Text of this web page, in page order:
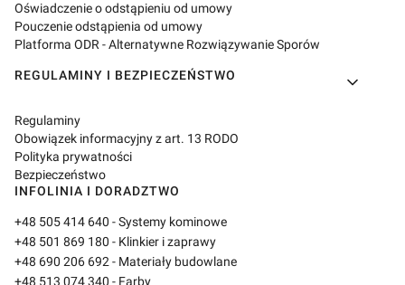
Oświadczenie o odstąpieniu od umowy
Pouczenie odstąpienia od umowy
Platforma ODR - Alternatywne Rozwiązywanie Sporów
REGULAMINY I BEZPIECZEŃSTWO
Regulaminy
Obowiązek informacyjny z art. 13 RODO
Polityka prywatności
Bezpieczeństwo
INFOLINIA I DORADZTWO
+48 505 414 640 - Systemy kominowe
+48 501 869 180 - Klinkier i zaprawy
+48 690 206 692 - Materiały budowlane
+48 513 074 340 - Farby